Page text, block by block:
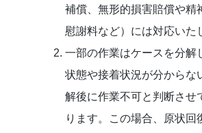
補償、無形的損害賠償や精
慰謝料など）には対応いた
一部の作業はケースを分解
状態や接着状況が分からな
解後に作業不可と判断させ
ります。この場合、原状回